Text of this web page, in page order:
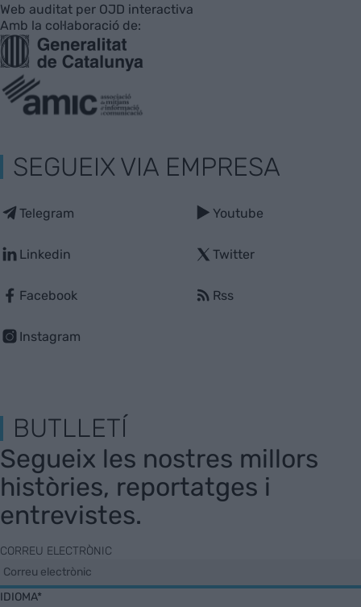
Web auditat per OJD interactiva
Amb la col·laboració de:
SEGUEIX VIA EMPRESA
Telegram
Linkedin
Facebook
Instagram
Youtube
Twitter
Rss
BUTLLETÍ
Segueix les nostres millors
històries, reportatges i
entrevistes.
CORREU ELECTRÒNIC
IDIOMA*